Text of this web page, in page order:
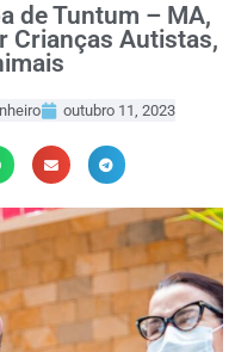
de Tuntum – MA,
Crianças Autistas,
outubro 11, 2023